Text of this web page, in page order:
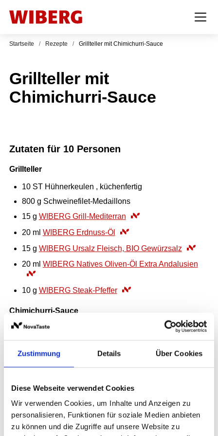
Zustimmung Details Über Cookies
Diese Webseite verwendet Cookies
Wir verwenden Cookies, um Inhalte und Anzeigen zu
personalisieren, Funktionen für soziale Medien anbieten
zu können und die Zugriffe auf unsere Website zu
Startseite / Rezepte / Grillteller mit Chimichurri-Sauce
Grillteller mit
Chimichurri-Sauce
Zutaten für 10 Personen
Grillteller
10 ST Hühnerkeulen , küchenfertig
800 g Schweinefilet-Medaillons
15 g WIBERG Grill-Mediterran
20 ml WIBERG Erdnuss-Öl
15 g WIBERG Ursalz Fleisch, BIO Gewürzsalz
20 ml WIBERG Natives Oliven-Öl Extra Andalusien
10 g WIBERG Steak-Pfeffer
Chimichurri-Sauce
250 g Tomaten , in Würfel geschnitten
150 g rote Zwiebeln , in Würfel geschnitten
150 g Frühlingszwiebeln, in Ringe geschnitten
20 g Koriandergrün oder Petersilie , fein, gehackt
120 g WIBERG Grill-Argentina Style
250 ml WIBERG Natives Oliven-Öl Extra Peloponnes